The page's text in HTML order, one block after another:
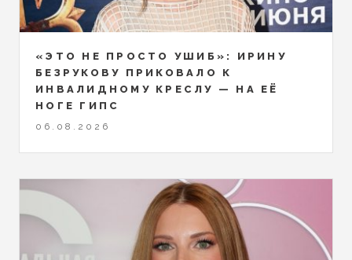
«ЭТО НЕ ПРОСТО УШИБ»: ИРИНУ
БЕЗРУКОВУ ПРИКОВАЛО К
ИНВАЛИДНОМУ КРЕСЛУ — НА ЕЁ
НОГЕ ГИПС
06.08.2026